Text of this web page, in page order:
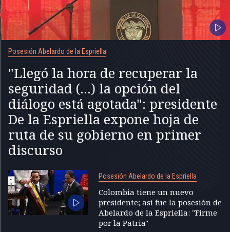
Posesión Abelardo de la Espriella
"Llegó la hora de recuperar la
seguridad (...) la opción del
diálogo está agotada": presidente
De la Espriella expone hoja de
ruta de su gobierno en primer
discurso
Posesión Abelardo de la Espriella
Colombia tiene un nuevo
presidente; así fue la posesión de
Abelardo de la Espriella: "Firme
por la Patria"